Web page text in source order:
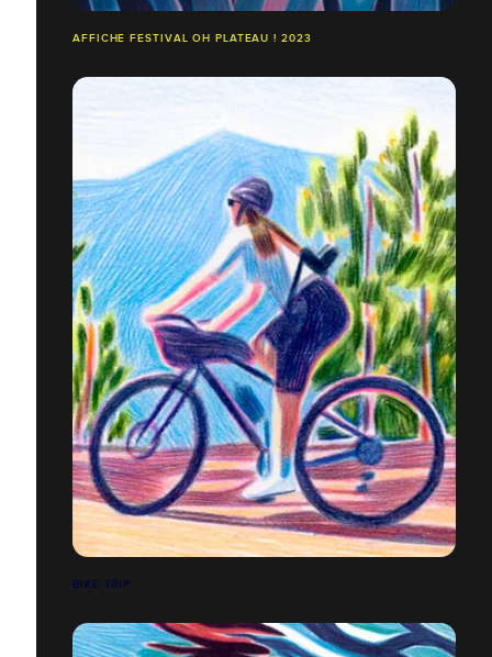
AFFICHE FESTIVAL OH PLATEAU ! 2023
BIKE TRIP